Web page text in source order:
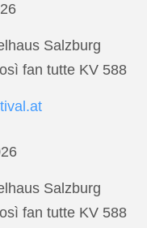
Salzburg
fan tutte KV 588
Salzburg
fan tutte KV 588